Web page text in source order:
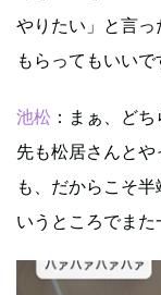
やりたい」と言
もらってもいいで
池松 ：まぁ、ど
先も松居さんと
も、だからこそ
いうところでまた